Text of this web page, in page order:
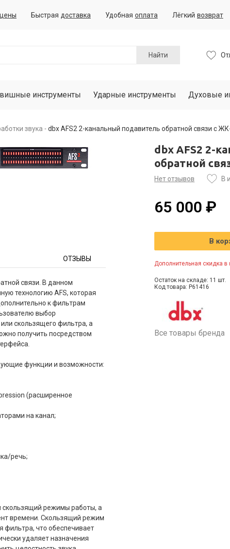
цены Быстрая доставка Удобная оплата Лёгкий возврат
Найти
инструменты Ударные инструменты Духовые
звука dbx AFS2 2-канальный подавитель обратной связи с
ОТЗЫВЫ
связи. В данном
технологию AFS, которая
к фильтрам
выбор
скользящего фильтра, а
получить посредством
функции и возможности:
(расширенное
на канал;
речь;
режимы работы, а
времени. Скользящий режим
что обеспечивает
удаляет назначения
dbx AFS2 2-
обратной
Нет отзывов В
65 000 ₽
В
Дополнительная скидка в
Остаток на складе: 11 шт.
Код товара: P61416
Все товары бренда